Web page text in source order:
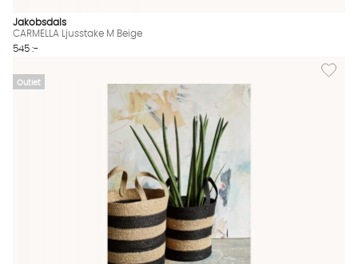
Jakobsdals
CARMELLA Ljusstake M Beige
545 :-
Outlet
Lägg